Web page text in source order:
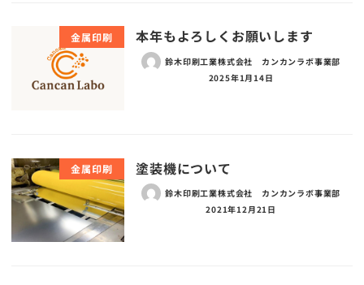
金属印刷 本年もよろしくお願いします
鈴木印刷工業株式会社 カンカンラボ事業部
2025年1月14日
金属印刷 塗装機について
鈴木印刷工業株式会社 カンカンラボ事業部
2021年12月21日